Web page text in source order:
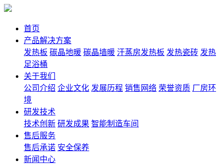
首页
产品解决方案
发热板 碳晶地暖 碳晶墙暖 汗蒸房发热板 发热瓷砖 发热
足浴桶
关于我们
公司介绍 企业文化 发展历程 销售网络 荣誉资质 厂房环
境
研发技术
技术创新 研发成果 智能制造车间
售后服务
售后承诺 安全保养
新闻中心